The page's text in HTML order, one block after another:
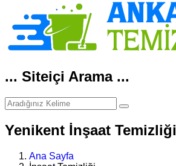
... Siteiçi Arama ...
Yenikent İnşaat Temizliği
Ana Sayfa